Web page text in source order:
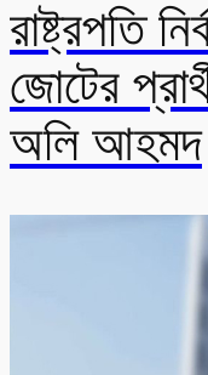
রাষ্ট্রপতি
জোটের
অলি আহমদ